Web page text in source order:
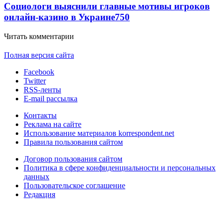
Социологи выяснили главные мотивы игроков
онлайн-казино в Украине750
Читать комментарии
Полная версия сайта
Facebook
Twitter
RSS-ленты
E-mail рассылка
Контакты
Реклама на сайте
Использование материалов korrespondent.net
Правила пользования сайтом
Договор пользования сайтом
Политика в сфере конфиденциальности и персональных
данных
Пользовательское соглашение
Редакция